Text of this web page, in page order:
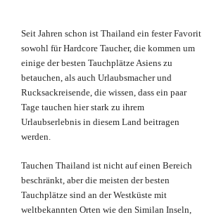
Seit Jahren schon ist Thailand ein fester Favorit
sowohl für Hardcore Taucher, die kommen um
einige der besten Tauchplätze Asiens zu
betauchen, als auch Urlaubsmacher und
Rucksackreisende, die wissen, dass ein paar
Tage tauchen hier stark zu ihrem
Urlaubserlebnis in diesem Land beitragen
werden.
Tauchen Thailand ist nicht auf einen Bereich
beschränkt, aber die meisten der besten
Tauchplätze sind an der Westküste mit
weltbekannten Orten wie den Similan Inseln,